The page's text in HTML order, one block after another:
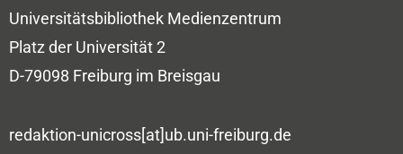
Universitätsbibliothek Medienzentrum
Platz der Universität 2
D-79098 Freiburg im Breisgau
redaktion-unicross[at]ub.uni-freiburg.de